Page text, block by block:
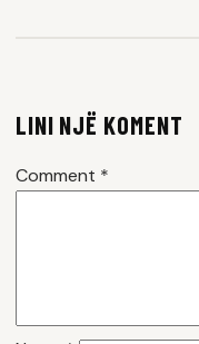
LINI NJË KOMENT
Comment *